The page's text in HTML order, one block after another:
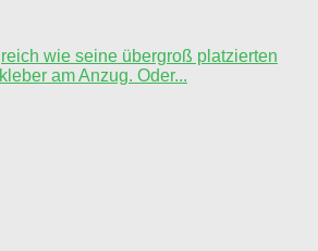
wie seine übergroß platzierten
am Anzug. Oder...